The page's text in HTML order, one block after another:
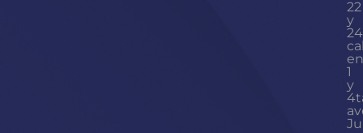
22
y
24
1
y